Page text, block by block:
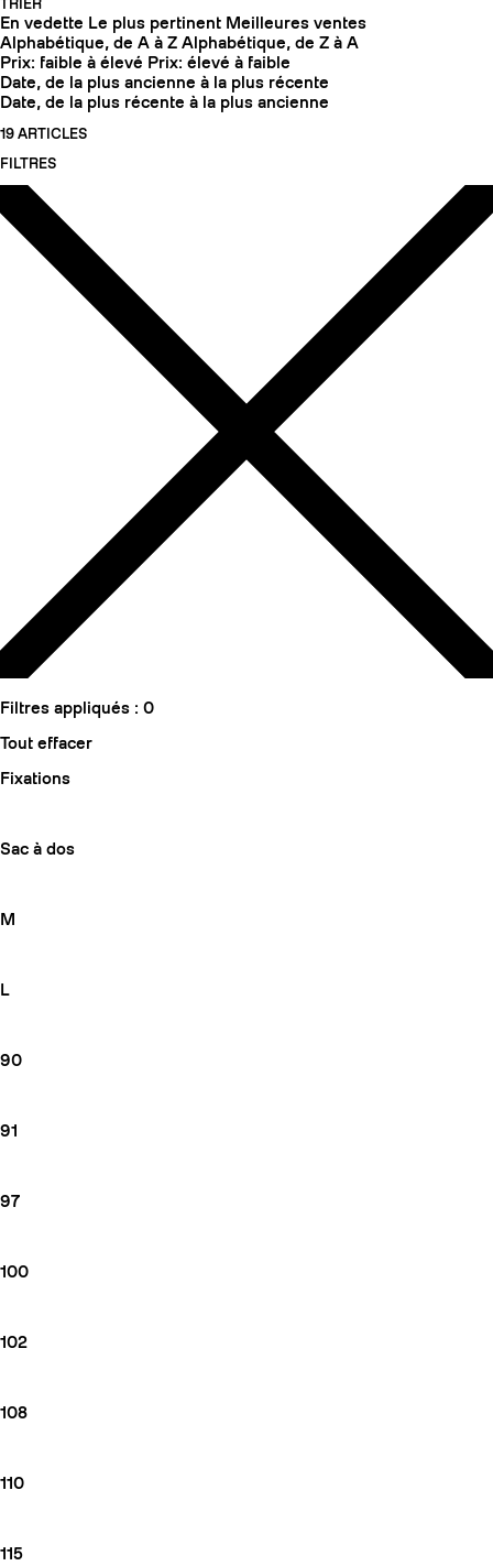
TRIER
En vedette Le plus pertinent Meilleures ventes
Alphabétique, de A à Z Alphabétique, de Z à A
Prix: faible à élevé Prix: élevé à faible
Date, de la plus ancienne à la plus récente
Date, de la plus récente à la plus ancienne
19 ARTICLES
FILTRES
Filtres appliqués : 0
Tout effacer
Fixations
Sac à dos
M
L
90
91
97
100
102
108
110
115